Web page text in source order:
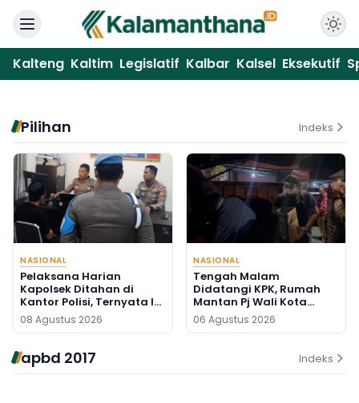
Kalteng Kaltim Legislatif Kalbar Kalsel Eksekutif
Pilihan Indeks
NASIONAL
Pelaksana Harian
Kapolsek Ditahan di
Kantor Polisi, Ternyata Ini
Penyebabnya
08 Agustus 2026
NASIONAL
Tengah Malam
Didatangi KPK, Rumah
Mantan Pj Wali Kota
Digeledah, Empat Koper
Dibawa
06 Agustus 2026
apbd 2017 Indeks